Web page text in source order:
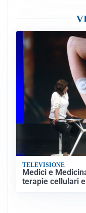
TELEVISIONE
Medici e
terapie cellulari